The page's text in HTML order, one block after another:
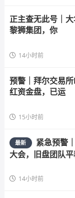
正主查无此号｜
黎狮集团，你
14小时前
预警｜拜尔交易
红资金盘，已运
15小时前
最新
紧急预警
大会，旧盘团队
14小时前